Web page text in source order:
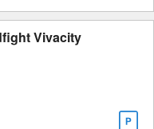
Vivacity